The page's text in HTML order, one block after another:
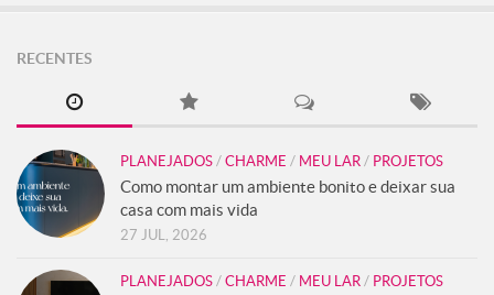
RECENTES
PLANEJADOS / CHARME / MEU LAR / PROJETOS
Como montar um ambiente bonito e deixar sua
casa com mais vida
27 JUL, 2026
PLANEJADOS / CHARME / MEU LAR / PROJETOS